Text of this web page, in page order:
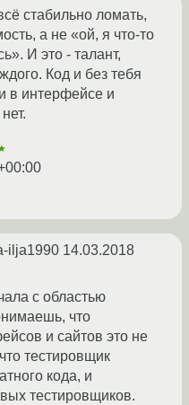
стабильно ломать,
а не «ой, я что-то
И это - талант,
Код и без тебя
в интерфейсе и
ilja1990 14.03.2018
с областью
что
и сайтов это не
тестировщик
кода, и
тестировщиков.